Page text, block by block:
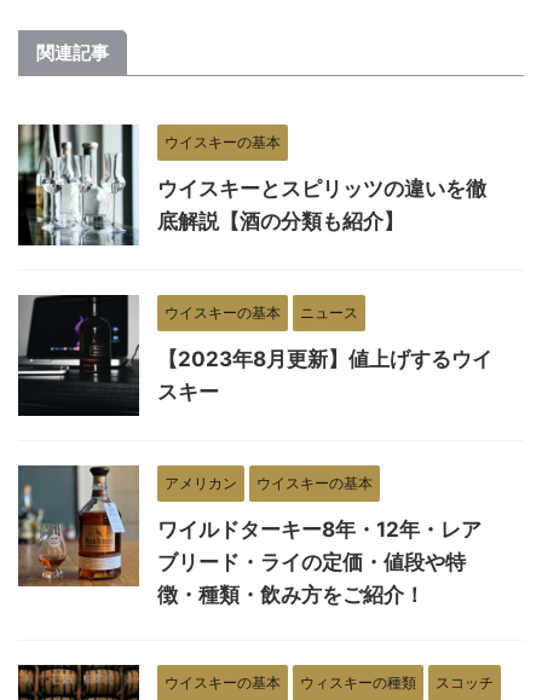
関連記事
ウイスキーの基本
ウイスキーとスピリッツの違いを徹
底解説【酒の分類も紹介】
ウイスキーの基本 ニュース
【2023年8月更新】値上げするウイ
スキー
アメリカン ウイスキーの基本
ワイルドターキー8年・12年・レア
ブリード・ライの定価・値段や特
徴・種類・飲み方をご紹介！
ウイスキーの基本 ウィスキーの種類 スコッチ